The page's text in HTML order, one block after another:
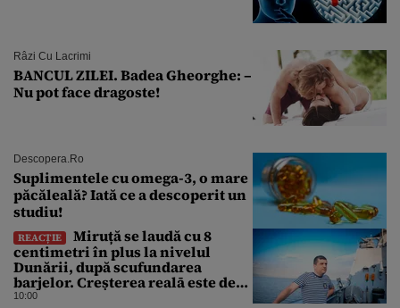
Râzi Cu Lacrimi
BANCUL ZILEI. Badea Gheorghe: –
Nu pot face dragoste!
Descopera.ro
Suplimentele cu omega-3, o mare
păcăleală? Iată ce a descoperit un
studiu!
REACȚIE
Miruță se laudă cu 8
centimetri în plus la nivelul
Dunării, după scufundarea
barjelor. Creșterea realā este de
doar 4 centimetri
10:00